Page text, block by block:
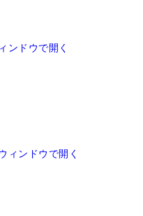
ンドウで開く
ィンドウで開く